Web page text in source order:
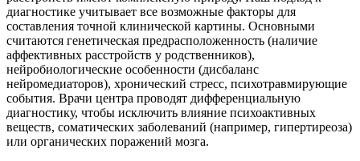
диагностике учитывает все возможные факторы для
составления точной клинической картины. Основными
считаются генетическая предрасположенность (наличие
аффективных расстройств у родственников),
нейробиологические особенности (дисбаланс
нейромедиаторов), хронический стресс, психотравмирующие
события. Врачи центра проводят дифференциальную
диагностику, чтобы исключить влияние психоактивных
веществ, соматических заболеваний (например, гипертиреоза)
или органических поражений мозга.